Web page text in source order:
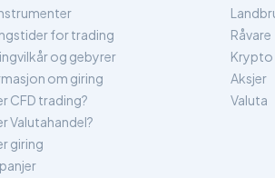
for trading
og gebyrer
om giring
CFD trading?
Valutahandel?
giring
Råvare
Krypto
Aksjer
Valuta